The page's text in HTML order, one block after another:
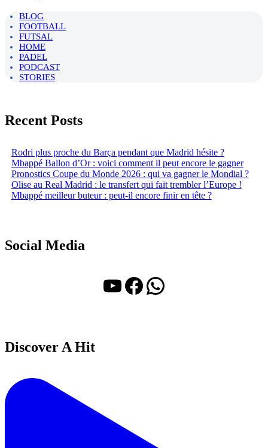
BLOG
FOOTBALL
FUTSAL
HOME
PADEL
PODCAST
STORIES
Recent Posts
Rodri plus proche du Barça pendant que Madrid hésite ?
Mbappé Ballon d’Or : voici comment il peut encore le gagner
Pronostics Coupe du Monde 2026 : qui va gagner le Mondial ?
Olise au Real Madrid : le transfert qui fait trembler l’Europe !
Mbappé meilleur buteur : peut-il encore finir en tête ?
Social Media
YouTube
Facebook
WhatsApp
Discover A Hit